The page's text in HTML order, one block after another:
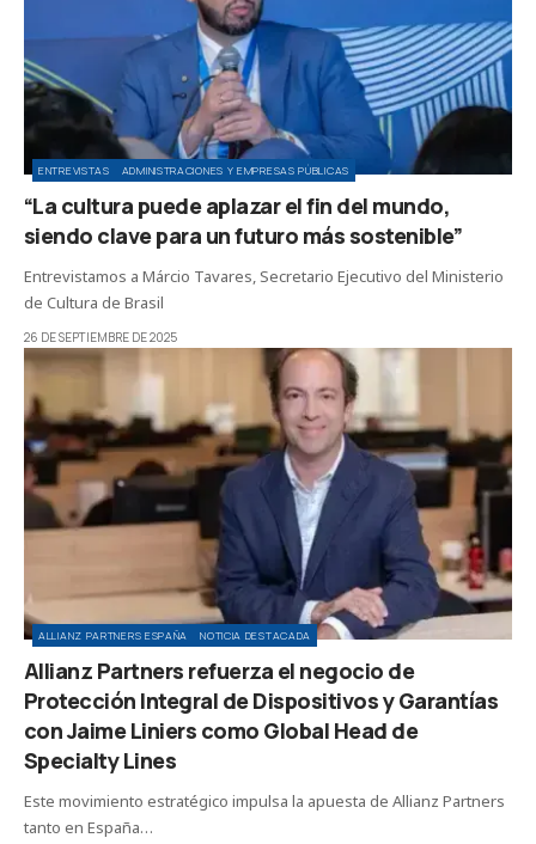
ENTREVISTAS ADMINISTRACIONES Y EMPRESAS PÚBLICAS
“La cultura puede aplazar el fin del mundo,
siendo clave para un futuro más sostenible”
Entrevistamos a Márcio Tavares, Secretario Ejecutivo del Ministerio
de Cultura de Brasil
26 DE SEPTIEMBRE DE 2025
ALLIANZ PARTNERS ESPAÑA NOTICIA DESTACADA
Allianz Partners refuerza el negocio de
Protección Integral de Dispositivos y Garantías
con Jaime Liniers como Global Head de
Specialty Lines
Este movimiento estratégico impulsa la apuesta de Allianz Partners
tanto en España…